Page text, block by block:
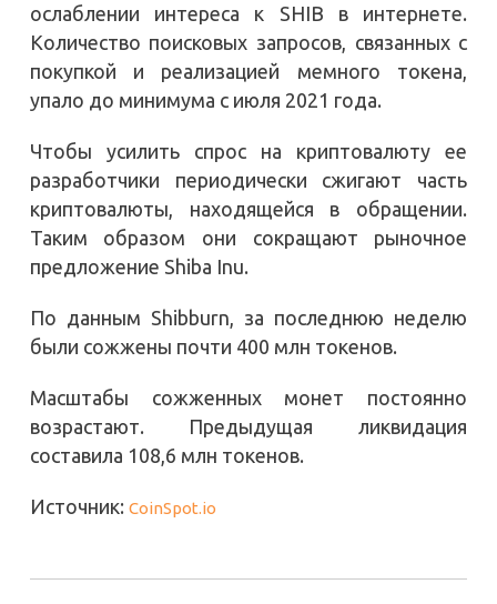
ослаблении интереса к SHIB в интернете.
Количество поисковых запросов, связанных с
покупкой и реализацией мемного токена,
упало до минимума с июля 2021 года.
Чтобы усилить спрос на криптовалюту ее
разработчики периодически сжигают часть
криптовалюты, находящейся в обращении.
Таким образом они сокращают рыночное
предложение Shiba Inu.
По данным Shibburn, за последнюю неделю
были сожжены почти 400 млн токенов.
Масштабы сожженных монет постоянно
возрастают. Предыдущая ликвидация
составила 108,6 млн токенов.
Источник: CoinSpot.io